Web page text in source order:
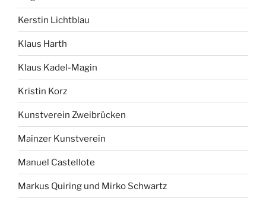
Kerstin Lichtblau
Klaus Harth
Klaus Kadel-Magin
Kristin Korz
Kunstverein Zweibrücken
Mainzer Kunstverein
Manuel Castellote
Markus Quiring und Mirko Schwartz